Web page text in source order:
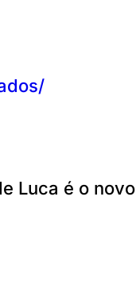
Luca é o novo